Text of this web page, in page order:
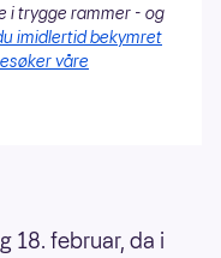
i trygge rammer - og
imidlertid bekymret
våre
18. februar, da i